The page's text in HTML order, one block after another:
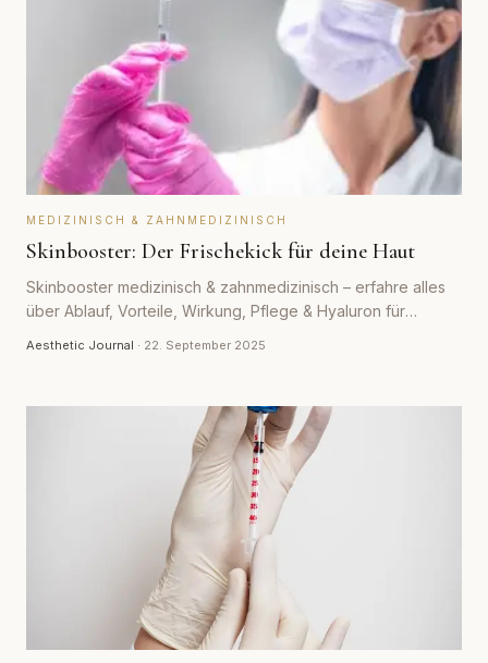
MEDIZINISCH & ZAHNMEDIZINISCH
Skinbooster: Der Frischekick für deine Haut
Skinbooster medizinisch & zahnmedizinisch – erfahre alles
über Ablauf, Vorteile, Wirkung, Pflege & Hyaluron für
Aesthetic Journal · 22. September 2025